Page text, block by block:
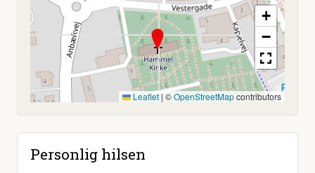
+
−
Leaflet |©OpenStreetMapcontributors
Personlig hilsen